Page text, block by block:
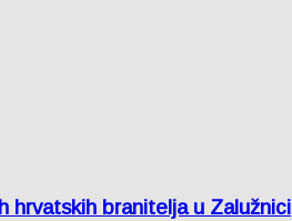
hrvatskih branitelja u Zalužnici